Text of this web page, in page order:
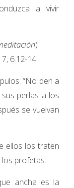
a vivir
)
6.12-14
“No den a
perlas a los
se vuelvan
ellos los traten
los profetas.
ancha es la